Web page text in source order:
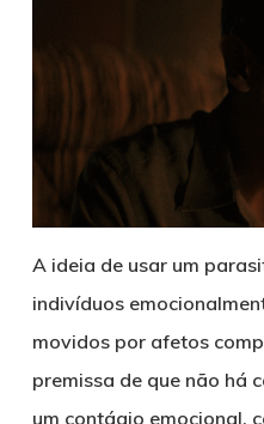
A ideia de usar um
indivíduos
movidos por afetos
premissa de que não há
um contágio emocional,